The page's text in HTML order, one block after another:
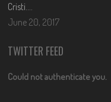
Cristi….
June 20, 2017
TWITTER FEED
Could not authenticate you.